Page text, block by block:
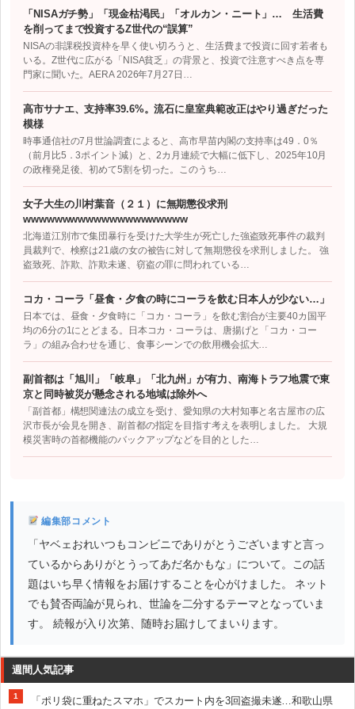
「NISAガチ勢」「現金枯渇民」「オルカン・ニート」… 生活費
を削ってまで投資するZ世代の“誤算”
NISAの非課税投資枠を早く使い切ろうと、生活費まで投資に回す若者も
いる。Z世代に広がる「NISA貧乏」の背景と、投資で注意すべき点を専
門家に聞いた。AERA 2026年7月27日…
高市サナエ、支持率39.6%。流石に皇室典範改正はやり過ぎだった
模様
時事通信社の7月世論調査によると、高市早苗内閣の支持率は49．0％
（前月比5．3ポイント減）と、2カ月連続で大幅に低下し、2025年10月
の政権発足後、初めて5割を切った。このうち…
女子大生の川村葉音（２１）に無期懲役求刑
wwwwwwwwwwwwwwwwwwwww
北海道江別市で集団暴行を受けた大学生が死亡した強盗致死事件の裁判
員裁判で、検察は21歳の女の被告に対して無期懲役を求刑しました。 強
盗致死、詐欺、詐欺未遂、窃盗の罪に問われている…
コカ・コーラ「昼食・夕食の時にコーラを飲む日本人が少ない…」
日本では、昼食・夕食時に「コカ・コーラ」を飲む割合が主要40カ国平
均の6分の1にとどまる。日本コカ・コーラは、唐揚げと「コカ・コー
ラ」の組み合わせを通じ、食事シーンでの飲用機会拡大…
副首都は「旭川」「岐阜」「北九州」が有力、南海トラフ地震で東
京と同時被災が懸念される地域は除外へ
「副首都」構想関連法の成立を受け、愛知県の大村知事と名古屋市の広
沢市長が会見を開き、副首都の指定を目指す考えを表明しました。 大規
模災害時の首都機能のバックアップなどを目的とした…
編集部コメント
「ヤベェおれいつもコンビニでありがとうございますと言っ
ているからありがとうってあだ名かもな」について。この話
題はいち早く情報をお届けすることを心がけました。 ネット
でも賛否両論が見られ、世論を二分するテーマとなっていま
す。 続報が入り次第、随時お届けしてまいります。
週間人気記事
1
「ポリ袋に重ねたスマホ」でスカート内を3回盗撮未遂…和歌山県